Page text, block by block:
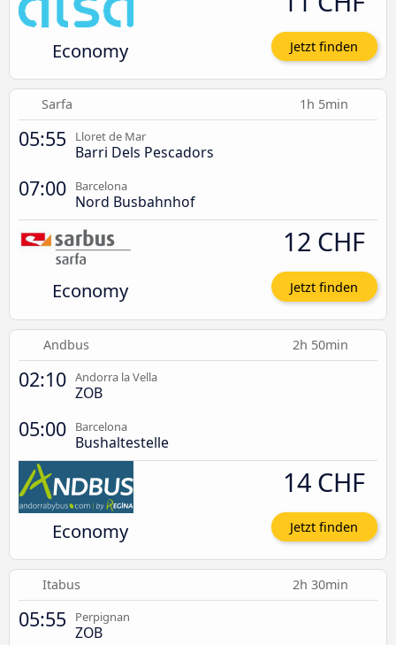
Economy Jetzt finden
Sarfa 1h 5min
05:55 Lloret de Mar
Barri Dels Pescadors
07:00 Barcelona
Nord Busbahnhof
Economy
12 CHF
Jetzt finden
Andbus 2h 50min
02:10 Andorra la Vella
ZOB
05:00 Barcelona
Bushaltestelle
Economy
14 CHF
Jetzt finden
Itabus 2h 30min
05:55 Perpignan
ZOB